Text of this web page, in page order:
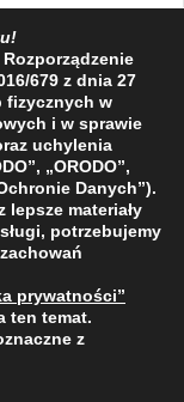
679 z dnia 27
fizycznych w
i w sprawie
uchylenia
„ORODO”,
Danych”).
materiały
potrzebujemy
prywatności”
ten temat.
z